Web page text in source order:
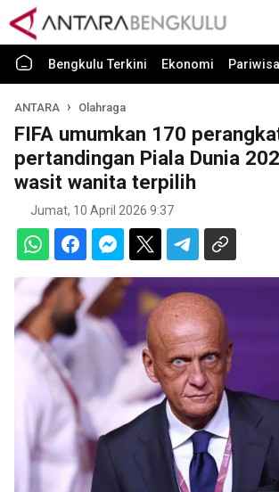
Bengkulu Terkini Ekonomi
ANTARA Olahraga
FIFA umumkan 170
pertandingan Piala Dunia
wasit wanita terpilih
Jumat, 10 April 2026 9:37